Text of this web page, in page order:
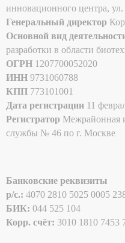
инновационного центра,
Генеральный директор
Основной вид
разработки в области
ОГРН 1207700052020
ИНН 9731060788
КПП 773101001
Дата регистрации 11
Регистратор Межрайонная
службы № 46 по г. Москве
Банковские реквизиты
p/c.: 4070 2810 5025 0005
БИК: 044 525 104
Корр. счёт: 3010 1810 7453